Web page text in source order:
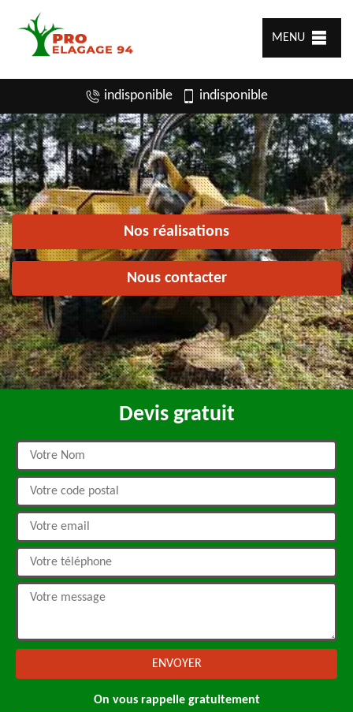
MENU
indisponible indisponible
Nos réalisations
Nous contacter
Devis gratuit
On vous rappelle gratuitement